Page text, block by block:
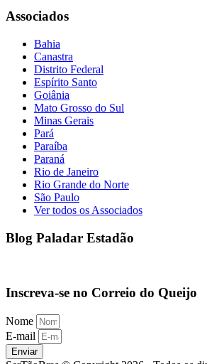
Associados
Bahia
Canastra
Distrito Federal
Espírito Santo
Goiânia
Mato Grosso do Sul
Minas Gerais
Pará
Paraíba
Paraná
Rio de Janeiro
Rio Grande do Norte
São Paulo
Ver todos os Associados
Blog Paladar Estadão
Inscreva-se no Correio do Queijo
Nome
E-mail
Enviar